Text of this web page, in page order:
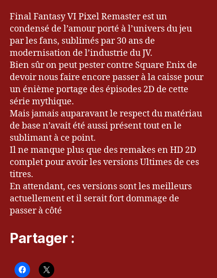
Final Fantasy VI Pixel Remaster est un
condensé de l’amour porté à l’univers du jeu
par les fans, sublimés par 30 ans de
modernisation de l’industrie du JV.
Bien sûr on peut pester contre Square Enix de
devoir nous faire encore passer à la caisse pour
un énième portage des épisodes 2D de cette
série mythique.
Mais jamais auparavant le respect du matériau
de base n’avait été aussi présent tout en le
sublimant à ce point.
Il ne manque plus que des remakes en HD 2D
complet pour avoir les versions Ultimes de ces
titres.
En attendant, ces versions sont les meilleurs
actuellement et il serait fort dommage de
passer à côté
Partager :
m
er
,
G
a
m
in
g,
je
u
x
vi
d
é
o,
J
R
P
G
e
r
y